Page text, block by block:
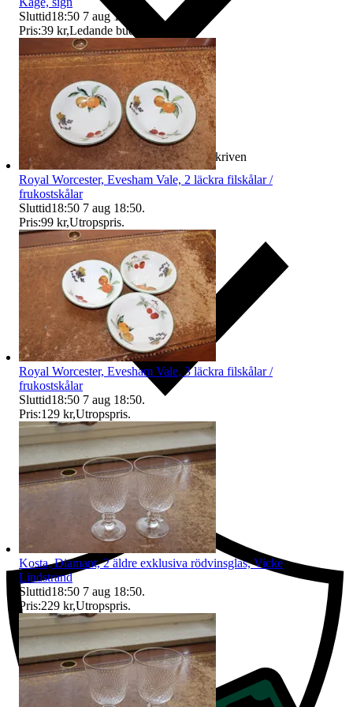
Ersättning om varan inte är som beskriven
Ersättning om du inte får din vara
Sluttid18:50 7 aug 18:50
Pris:39 kr,Ledande bud
Royal Worcester, Evesham Vale, 2 läckra filskålar /
frukostskålar
Sluttid18:50 7 aug 18:50.
Pris:99 kr,Utropspris.
Royal Worcester, Evesham Vale, 3 läckra filskålar /
frukostskålar
Sluttid18:50 7 aug 18:50.
Pris:129 kr,Utropspris.
Kosta, Diamant, 2 äldre exklusiva rödvinsglas, Vicke
Lindstrand
Sluttid18:50 7 aug 18:50.
Pris:229 kr,Utropspris.